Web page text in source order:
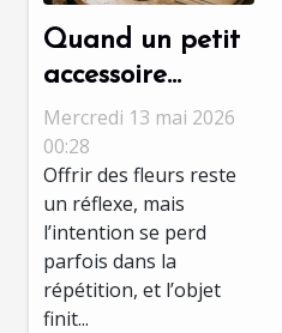
Quand un petit
accessoire
transforme un
cadeau banal
en message
unique
Mercredi 13 mai 2026
00:28
Offrir des fleurs reste
un réflexe, mais
l’intention se perd
parfois dans la
répétition, et l’objet
finit...